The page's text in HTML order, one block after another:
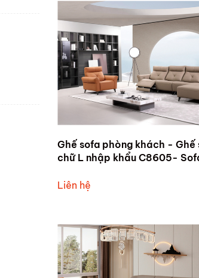
Ghế sofa phòng khách - Ghế
chữ L nhập khẩu C8605-
Liên hệ